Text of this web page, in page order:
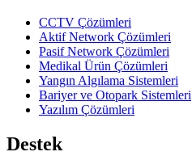
CCTV Çözümleri
Aktif Network Çözümleri
Pasif Network Çözümleri
Medikal Ürün Çözümleri
Yangın Algılama Sistemleri
Bariyer ve Otopark Sistemleri
Yazılım Çözümleri
Destek